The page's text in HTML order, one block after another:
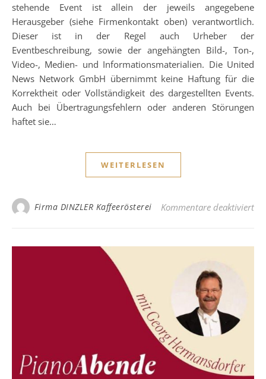
stehende Event ist allein der jeweils angegebene
Herausgeber (siehe Firmenkontakt oben) verantwortlich.
Dieser ist in der Regel auch Urheber der
Eventbeschreibung, sowie der angehängten Bild-, Ton-,
Video-, Medien- und Informationsmaterialien. Die United
News Network GmbH übernimmt keine Haftung für die
Korrektheit oder Vollständigkeit des dargestellten Events.
Auch bei Übertragungsfehlern oder anderen Störungen
haftet sie…
WEITERLESEN
Firma DINZLER Kaffeerösterei Kommentare deaktiviertfür